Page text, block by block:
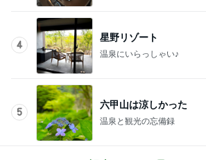
このジャンルの記事をもっと見る
次世代掃除機がやってきた！！
Amebaトピックス 14時間前